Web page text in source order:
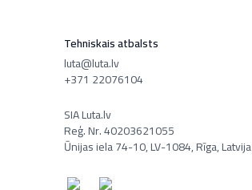
Tehniskais atbalsts
luta@luta.lv
+371 22076104
SIA Luta.lv
Reģ. Nr. 40203621055
Ūnijas iela 74-10, LV-1084, Rīga, Latvija